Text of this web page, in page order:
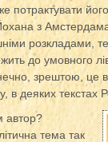
потрактувати
з
розкладами,
до умовного
зрештою, це
в деяких текстах
автор?
тема так